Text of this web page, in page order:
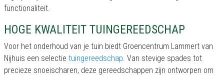
functionaliteit.
HOGE KWALITEIT TUINGEREEDSCHAP
Voor het onderhoud van je tuin biedt Groencentrum Lammert van
Nijhuis een selectie tuingereedschap. Van stevige spades tot
precieze snoeischaren, deze gereedschappen zijn ontworpen om